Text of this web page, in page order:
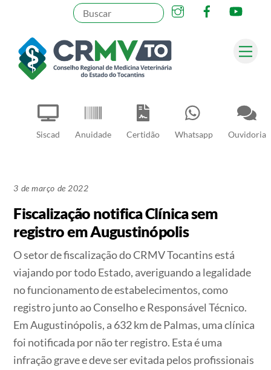
content
Siscad Anuidade Certidão Whatsapp Ouvidoria
InstagramFacebook
Pesquisar
3 de março de 2022
Fiscalização notifica Clínica sem
registro em Augustinópolis
O setor de fiscalização do CRMV Tocantins está
viajando por todo Estado, averiguando a legalidade
no funcionamento de estabelecimentos, como
registro junto ao Conselho e Responsável Técnico.
Em Augustinópolis, a 632 km de Palmas, uma clínica
foi notificada por não ter registro. Esta é uma
infração grave e deve ser evitada pelos profissionais